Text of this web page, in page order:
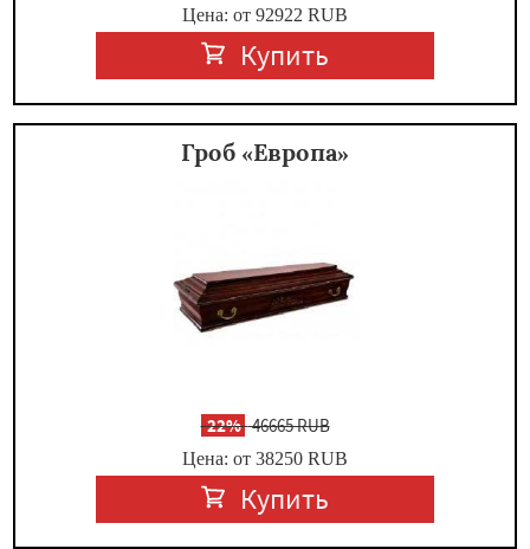
Цена: от 92922 RUB
Купить
Гроб «Европа»
-22%46665 RUB
Цена: от 38250 RUB
Купить